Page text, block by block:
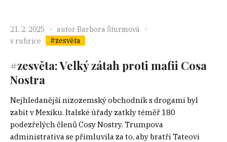
21. 2. 2025 autor Barbora Šturmová
v rubrice
#zesvěta
#zesvěta: Velký zátah proti mafii Cosa
Nostra
Nejhledanější nizozemský obchodník s drogami byl
zabit v Mexiku. Italské úřady zatkly téměř 180
podezřelých členů Cosy Nostry. Trumpova
administrativa se přimluvila za to, aby bratři Tateovi